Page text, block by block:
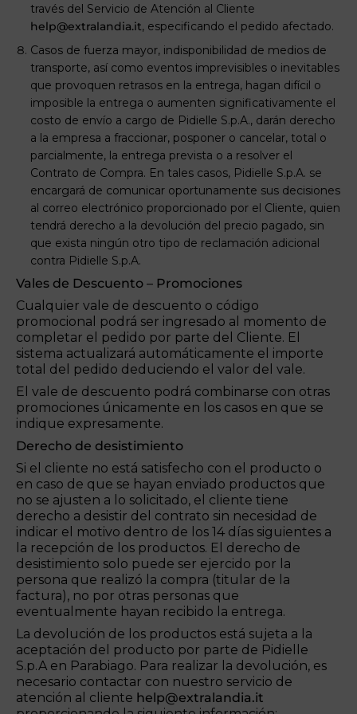
través del Servicio de Atención al Cliente
help@extralandia.it, especificando el pedido afectado.
Casos de fuerza mayor, indisponibilidad de medios de
transporte, así como eventos imprevisibles o inevitables
que provoquen retrasos en la entrega, hagan difícil o
imposible la entrega o aumenten significativamente el
costo de envío a cargo de Pidielle S.p.A., darán derecho
a la empresa a fraccionar, posponer o cancelar, total o
parcialmente, la entrega prevista o a resolver el
Contrato de Compra. En tales casos, Pidielle S.p.A. se
encargará de comunicar oportunamente sus decisiones
al correo electrónico proporcionado por el Cliente, quien
tendrá derecho a la devolución del precio pagado, sin
que exista ningún otro tipo de reclamación adicional
contra Pidielle S.p.A.
Vales de Descuento – Promociones
Cualquier vale de descuento o código
promocional podrá ser ingresado al momento de
completar el pedido por parte del Cliente. El
sistema actualizará automáticamente el importe
total del pedido deduciendo el valor del vale.
El vale de descuento podrá combinarse con otras
promociones únicamente en los casos en que se
indique expresamente.
Derecho de desistimiento
Si el cliente no está satisfecho con el producto o
en caso de que se hayan enviado productos que
no se ajusten a lo solicitado, el cliente tiene
derecho a desistir del contrato sin necesidad de
indicar el motivo dentro de los 14 días siguientes a
la recepción de los productos. El derecho de
desistimiento solo puede ser ejercido por la
persona que realizó la compra (titular de la
factura), no por otras personas que
eventualmente hayan recibido la entrega.
La devolución de los productos está sujeta a la
aceptación del producto por parte de Pidielle
S.p.A en Parabiago. Para realizar la devolución, es
necesario contactar con nuestro servicio de
atención al cliente help@extralandia.it